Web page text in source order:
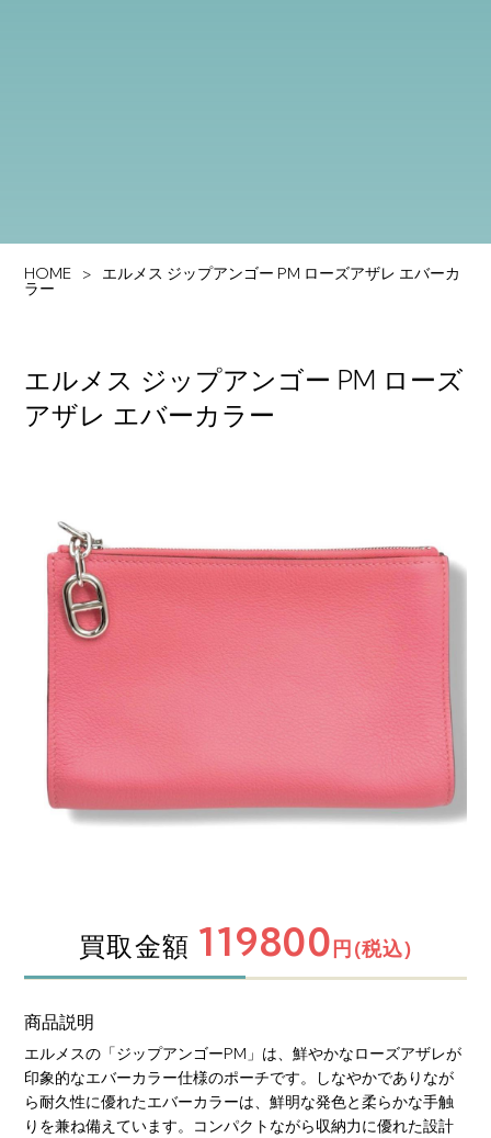
HOME エルメス ジップアンゴー PM ローズアザレ エバーカ
ラー
エルメス ジップアンゴー PM ローズ
アザレ エバーカラー
買取金額 119800円(税込)
商品説明
エルメスの「ジップアンゴーPM」は、鮮やかなローズアザレが
印象的なエバーカラー仕様のポーチです。しなやかでありなが
ら耐久性に優れたエバーカラーは、鮮明な発色と柔らかな手触
りを兼ね備えています。コンパクトながら収納力に優れた設計